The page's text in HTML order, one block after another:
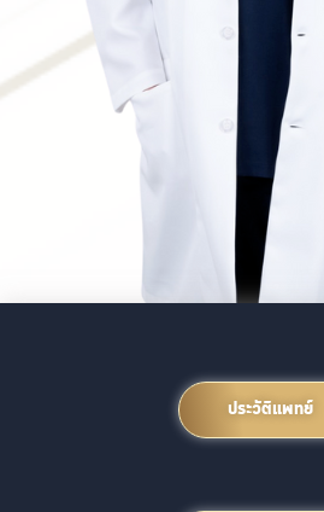
ประวัติแพทย์